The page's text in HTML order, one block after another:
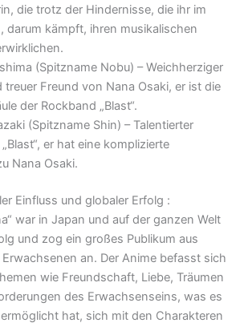
die trotz der Hindernisse, die ihr im
darum kämpft, ihren musikalischen
(Spitzname Nobu) – Weichherziger
treuer Freund von Nana Osaki, er ist die
der Rockband „Blast“.
(Spitzname Shin) – Talentierter
er hat eine komplizierte
Nana Osaki.
Einfluss und globaler Erfolg :
war in Japan und auf der ganzen Welt
und zog ein großes Publikum aus
an. Der Anime befasst sich
wie Freundschaft, Liebe, Träumen
des Erwachsenseins, was es
hat, sich mit den Charakteren